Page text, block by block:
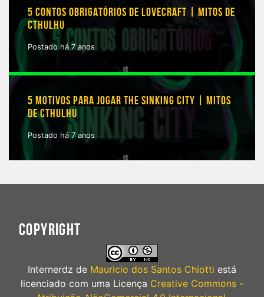
5 CONTOS OBRIGATÓRIOS DE LOVECRAFT | MITOS DE
CTHULHU
Postado há 7 anos
5 MOTIVOS PARA JOGAR THE SINKING CITY | MITOS
DE CTHULHU
Postado há 7 anos
COPYRIGHT
Internerdz de Mauricio dos Santos Chiotti está
licenciado com uma Licença Creative Commons -